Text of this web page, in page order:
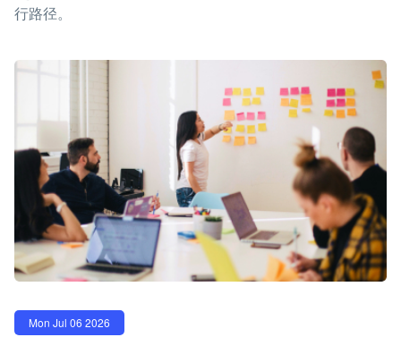
行路径。
Mon Jul 06 2026